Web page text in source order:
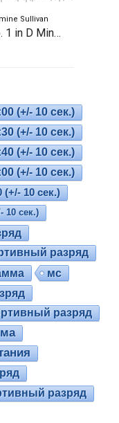
Sullivan
Nocturne No. 1 in D Minor, Bust Your Windows
(+/- 10 сек.)
(+/- 10 сек.)
(+/- 10 сек.)
(+/- 10 сек.)
(+/- 10 сек.)
10 сек.)
разряд
мс
разряд
разряд